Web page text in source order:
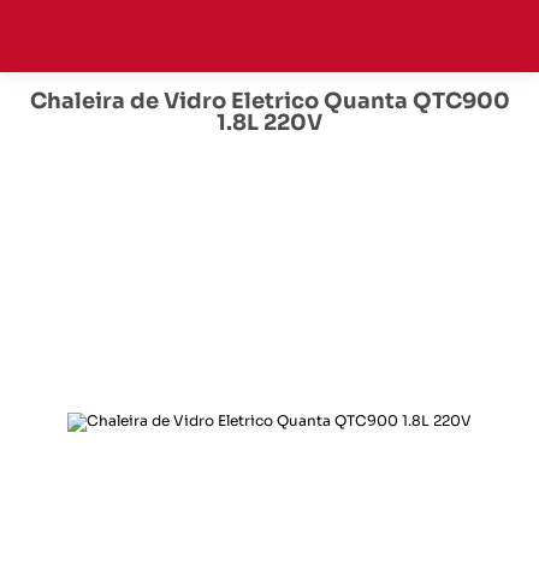
Chaleira de Vidro Eletrico Quanta QTC900
1.8L 220V